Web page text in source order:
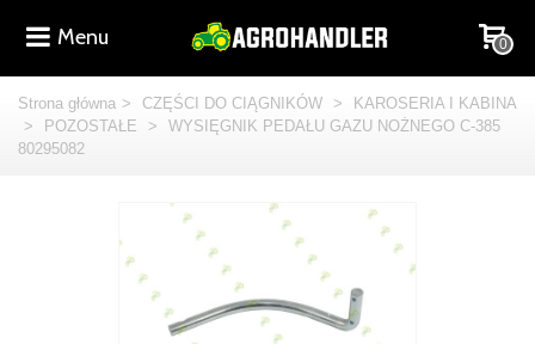
Menu 0
Strona główna > CZĘŚCI DO CIĄGNIKÓW >
KAROSERIA I KABINA
>
POZOSTAŁE >
WYSIĘGNIK PEDAŁU GAZU NOŻNEGO C-385
80295082